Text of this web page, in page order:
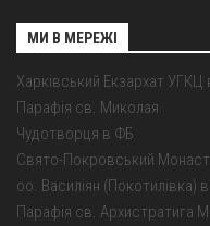
МИ В МЕРЕЖІ
Харківський Екзархат УГКЦ
Парафія св. Миколая
Чудотворця в ФБ
Свято-Покровський
оо. Василіян (Покотилівка)
Парафія св. Архистратига